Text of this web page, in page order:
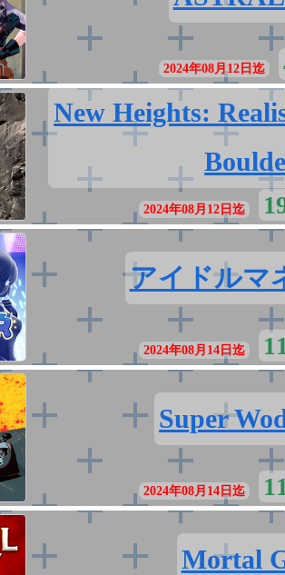
2024年08月12日迄
New Heights:
2024年08月12日迄
アイドルマ
2024年08月14日迄
Super
2024年08月14日迄
Mortal